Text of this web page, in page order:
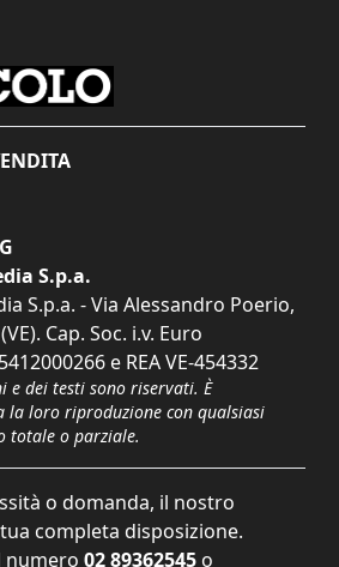
S.p.a.
S.p.a. - Via Alessandro Poerio,
Cap. Soc. i.v. Euro
e REA VE-454332
dei testi sono riservati. È
la loro riproduzione con qualsiasi
totale o parziale.
o domanda, il nostro
completa disposizione.
numero 02 89362545 o